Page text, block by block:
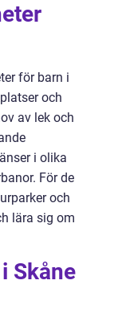
för barn i
och
av lek och
i olika
För de
och
lära sig om
Skåne